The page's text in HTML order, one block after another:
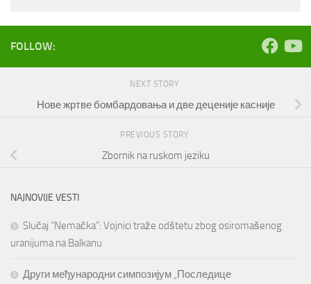
FOLLOW:
NEXT STORY
Нове жртве бомбардовања и две деценије касније
PREVIOUS STORY
Zbornik na ruskom jeziku
NAJNOVIJE VESTI
Slučaj “Nemačka”: Vojnici traže odštetu zbog osiromašenog
uranijuma na Balkanu
Други међународни симпозијум „Последице